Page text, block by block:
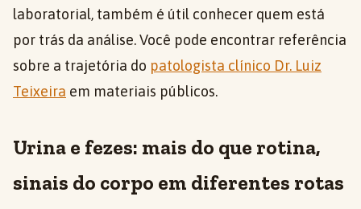
laboratorial, também é útil conhecer quem está
por trás da análise. Você pode encontrar referência
sobre a trajetória do patologista clínico Dr. Luiz
Teixeira em materiais públicos.
Urina e fezes: mais do que rotina,
sinais do corpo em diferentes rotas